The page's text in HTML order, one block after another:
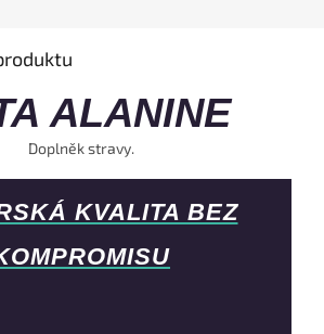
ALANINE
Doplněk stravy.
KVALITA BEZ